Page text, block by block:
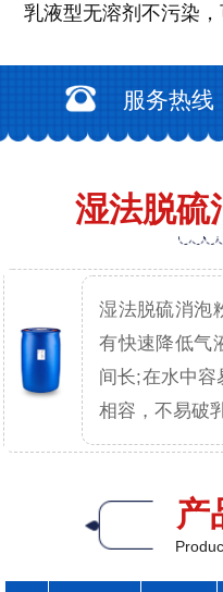
乳液型无溶剂不污染
服务热线
湿法脱硫
湿法脱硫消泡
有快速降低气
间长;在水中容
相容，不易破
产